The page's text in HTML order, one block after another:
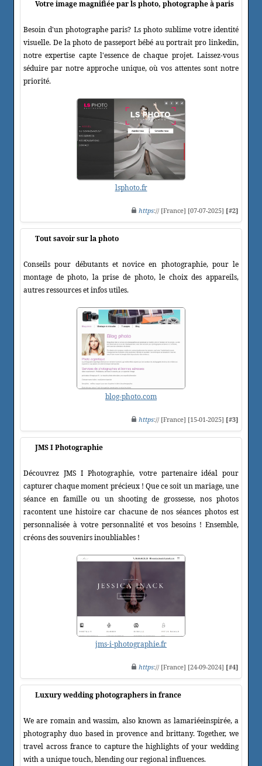
Votre image magnifiée par ls photo, photographe à paris
Besoin d'un photographe paris? Ls photo sublime votre identité
visuelle. De la photo de passeport bébé au portrait pro linkedin,
notre expertise capte l'essence de chaque projet. Laissez-vous
séduire par notre approche unique, où vos attentes sont notre
priorité.
lsphoto.fr
https:// [France] [07-07-2025] [#2]
Tout savoir sur la photo
Conseils pour débutants et novice en photographie, pour le
montage de photo, la prise de photo, le choix des appareils,
autres ressources et infos utiles.
blog-photo.com
https:// [France] [15-01-2025] [#3]
JMS I Photographie
Découvrez JMS I Photographie, votre partenaire idéal pour
capturer chaque moment précieux ! Que ce soit un mariage, une
séance en famille ou un shooting de grossesse, nos photos
racontent une histoire car chacune de nos séances photos est
personnalisée à votre personnalité et vos besoins ! Ensemble,
créons des souvenirs inoubliables !
jms-i-photographie.fr
https:// [France] [24-09-2024] [#4]
Luxury wedding photographers in france
We are romain and wassim, also known as lamariéeinspirée, a
photography duo based in provence and brittany. Together, we
travel across france to capture the highlights of your wedding
with a unique touch, blending our regional influences.